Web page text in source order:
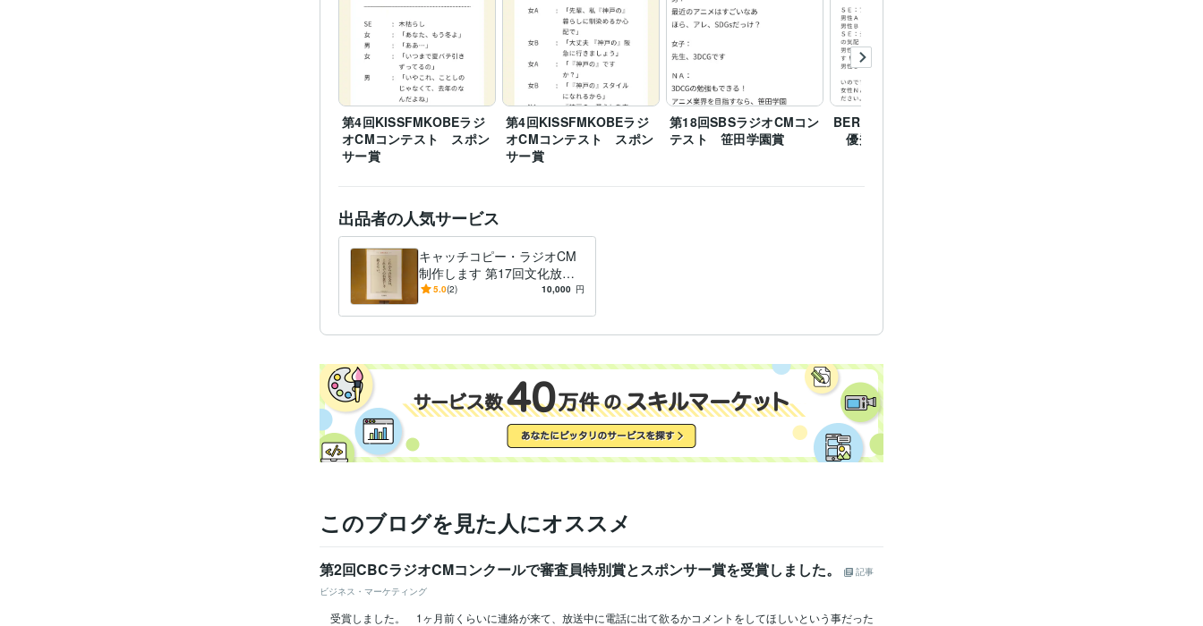
資格・検定 日商簿記検定1級 取得年 : 2017年
得意分野 ライティング・翻訳 広告コピー・ラジオCM
広告
学習指導・資格・キャリア相談 読書感想文
読書 添削 校正
学歴 熊本大学 2006年3月 ~ 2010年2月
第4回KISSFMKOBEラジ
オCMコンテスト スポン
サー賞
第4回KISSFMKOBEラジ
オCMコンテスト スポン
サー賞
第18回SBSラジオCMコン
テスト 笹田学園賞
BERRY GOOD CM2024
優秀賞
出品者の人気サービス
キャッチコピー・ラジオCM
制作します 第17回文化放送
ラジオCMコンテスト等受賞
5.0(2) 10,000 円
このブログを見た人にオススメ
第2回CBCラジオCMコンクールで審査員特別賞とスポンサー賞を受賞しました。
記事
ビジネス・マーケティング
受賞しました。 1ヶ月前くらいに連絡が来て、放送中に電話に出て欲るかコメントをしてほしいという事だった